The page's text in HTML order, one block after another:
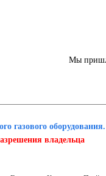
Мы
газового оборудования.
владельца